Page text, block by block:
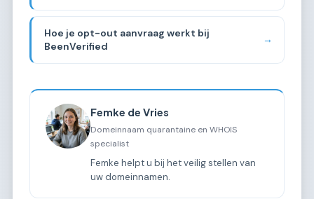
Hoe je opt-out aanvraag werkt bij
BeenVerified
→
Femke de Vries
Domeinnaam quarantaine en WHOIS
specialist
Femke helpt u bij het veilig stellen van
uw domeinnamen.